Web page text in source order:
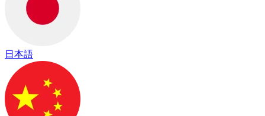
日本語